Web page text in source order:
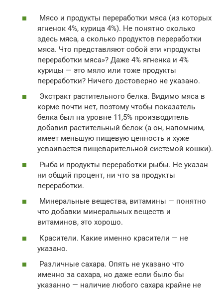
Мясо и продукты переработки мяса (из которых
ягненок 4%, курица 4%). Не понятно сколько
здесь мяса, а сколько продуктов переработки
мяса. Что представляют собой эти «продукты
переработки мяса»? Даже 4% ягненка и 4%
курицы — это мяло или тоже продукты
переработки? Ничего достоверно не указано.
Экстракт растительного белка. Видимо мяса в
корме почти нет, поэтому чтобы показатель
белка был на уровне 11,5% производитель
добавил растительный белок (а он, напомним,
имеет меньшую пищевую ценность и хуже
усваивается пищеварительной системой кошки).
Рыба и продукты переработки рыбы. Не указан
ни общий процент, ни что за продукты
переработки.
Минеральные вещества, витамины — понятно
что добавки минеральных веществ и
витаминов, это хорошо.
Красители. Какие именно красители — не
указано.
Различные сахара. Опять не указано что
именно за сахара, но даже если было бы
указанно — наличие любого сахара крайне не